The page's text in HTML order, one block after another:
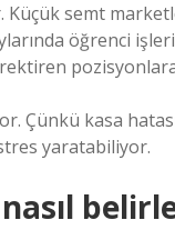
semt
öğrenci
Çünkü kasa
yaratabiliyor.